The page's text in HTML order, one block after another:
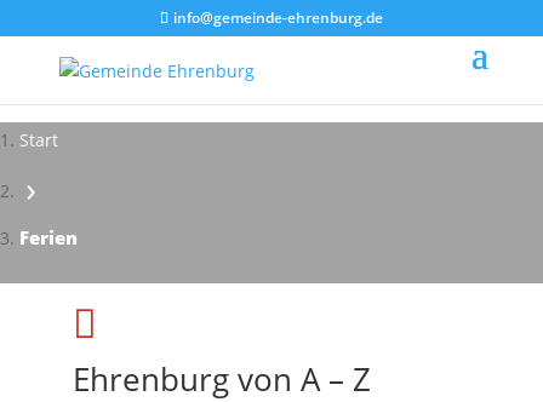
info@gemeinde-ehrenburg.de
Start
›
Ferien
Impressionen - Mareike Kranz

Ehrenburg von A – Z